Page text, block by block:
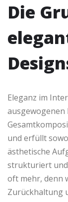
Die
Eleganz im
und erfüllt
ästhetische
strukturiert und
oft mehr, denn
Zurückhaltung